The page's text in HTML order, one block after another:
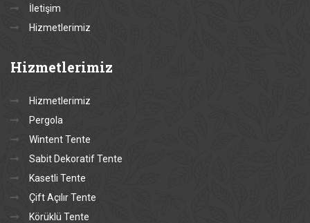
İletişim
Hizmetlerimiz
Hizmetlerimiz
Hizmetlerimiz
Pergola
Wintent Tente
Sabit Dekoratif Tente
Kasetli Tente
Çift Açılır Tente
Körüklü Tente